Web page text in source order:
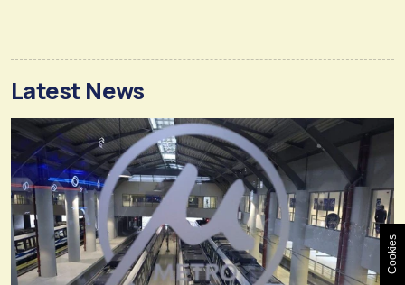
Latest News
Cookies